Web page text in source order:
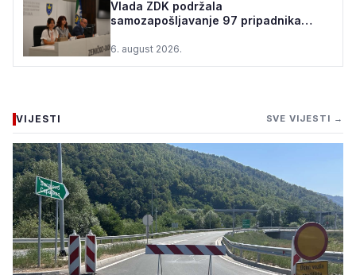
Vlada ZDK podržala
samozapošljavanje 97 pripadnika
podrž...
6. august 2026.
VIJESTI SVE VIJESTI →